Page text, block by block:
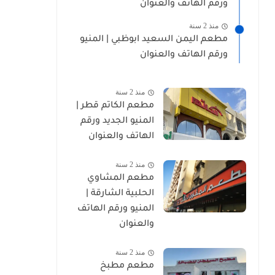
ورقم الهاتف والعنوان
منذ 2 سنة
مطعم اليمن السعيد ابوظبي | المنيو
ورقم الهاتف والعنوان
منذ 2 سنة
مطعم الكاتم قطر |
المنيو الجديد ورقم
الهاتف والعنوان
منذ 2 سنة
مطعم المشاوي
الحلبية الشارقة |
المنيو ورقم الهاتف
والعنوان
منذ 2 سنة
مطعم مطبخ